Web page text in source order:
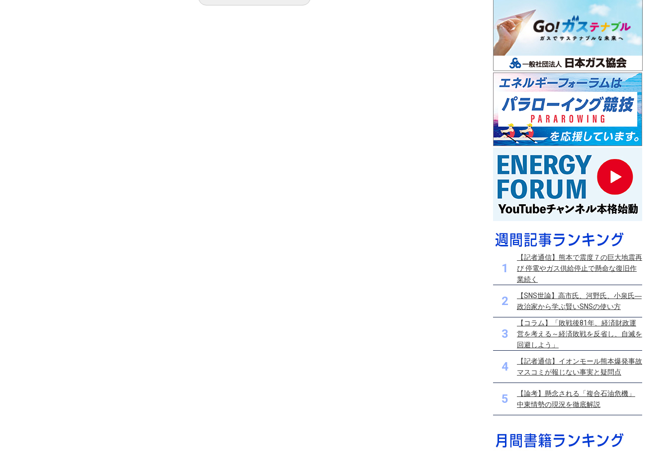
1
【記者通信】熊本で震度７の巨大地震再
び 停電やガス供給停止で懸命な復旧作
業続く
2
【SNS世論】高市氏、河野氏、小泉氏―
政治家から学ぶ賢いSNSの使い方
3
【コラム】「敗戦後81年、経済財政運
営を考える～経済敗戦を反省し、自滅を
回避しよう」
4
【記者通信】イオンモール熊本爆発事故
マスコミが報じない事実と疑問点
5
【論考】懸念される「複合石油危機」
中東情勢の現況を徹底解説